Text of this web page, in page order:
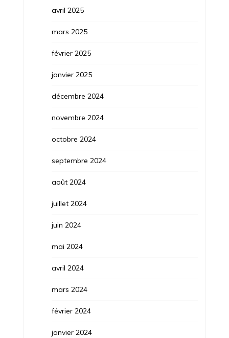
avril 2025
mars 2025
février 2025
janvier 2025
décembre 2024
novembre 2024
octobre 2024
septembre 2024
août 2024
juillet 2024
juin 2024
mai 2024
avril 2024
mars 2024
février 2024
janvier 2024